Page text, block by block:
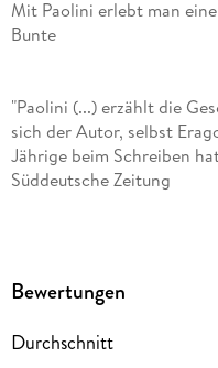
"Es ist nicht
verdient hat, dann ist es
Paolini [...]." Brigitte
Mit Paolini erlebt man
Bunte
"Paolini (...) erzählt die
sich der Autor, selbst
Jährige beim Schreiben
Süddeutsche Zeitung
Tages-Anzeiger, Zürich"
Bewertungen
Durchschnitt